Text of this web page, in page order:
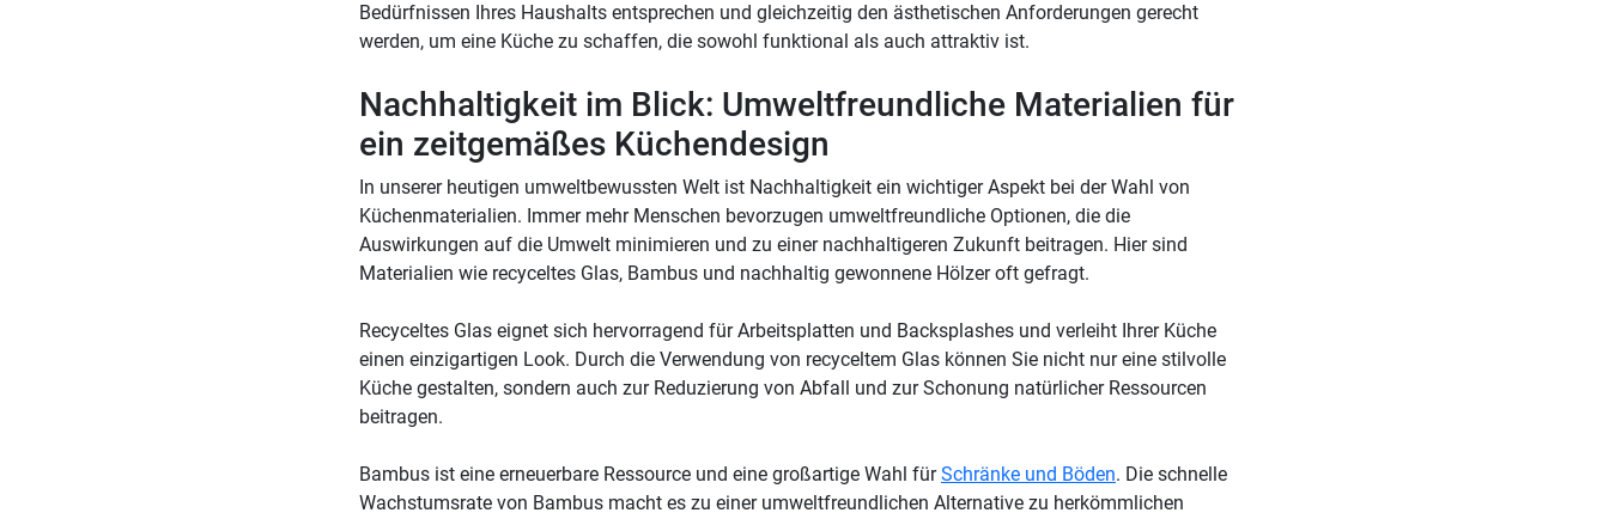
Bedürfnissen Ihres Haushalts entsprechen und gleichzeitig den ästhetischen Anforderungen gerecht
werden, um eine Küche zu schaffen, die sowohl funktional als auch attraktiv ist.
Nachhaltigkeit im Blick: Umweltfreundliche Materialien für
ein zeitgemäßes Küchendesign
In unserer heutigen umweltbewussten Welt ist Nachhaltigkeit ein wichtiger Aspekt bei der Wahl von
Küchenmaterialien. Immer mehr Menschen bevorzugen umweltfreundliche Optionen, die die
Auswirkungen auf die Umwelt minimieren und zu einer nachhaltigeren Zukunft beitragen. Hier sind
Materialien wie recyceltes Glas, Bambus und nachhaltig gewonnene Hölzer oft gefragt.
Recyceltes Glas eignet sich hervorragend für Arbeitsplatten und Backsplashes und verleiht Ihrer Küche
einen einzigartigen Look. Durch die Verwendung von recyceltem Glas können Sie nicht nur eine stilvolle
Küche gestalten, sondern auch zur Reduzierung von Abfall und zur Schonung natürlicher Ressourcen
beitragen.
Bambus ist eine erneuerbare Ressource und eine großartige Wahl fürSchränke und Böden. Die schnelle
Wachstumsrate von Bambus macht es zu einer umweltfreundlichen Alternative zu herkömmlichen